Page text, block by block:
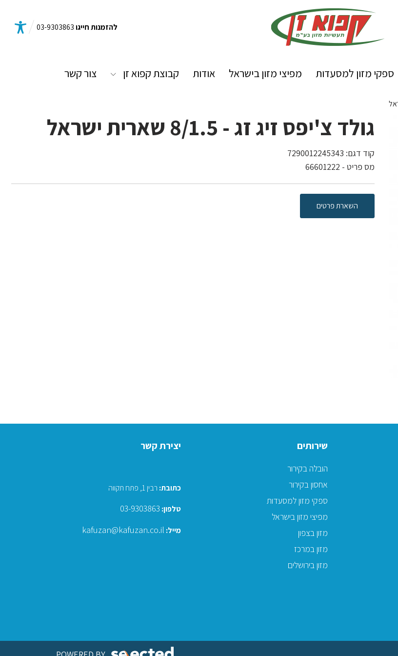
להזמנות חייגו03-9303863
ספקי מזון למסעדות מפיצי מזון בישראל אודות קבוצת קפוא זן צור קשר
גולד צ'יפס זיג זג - 8/1.5 שארית ישראל
קוד דגם: 7290012245343
מס פריט - 66601222
השארת פרטים
שירותים
הובלה בקירור
אחסון בקירור
ספקי מזון למסעדות
מפיצי מזון בישראל
מזון בצפון
מזון במרכז
מזון בירושלים
יצירת קשר
כתובת: רבין 1, פתח תקווה
טלפון: 03-9303863
מייל: kafuzan@kafuzan.co.il